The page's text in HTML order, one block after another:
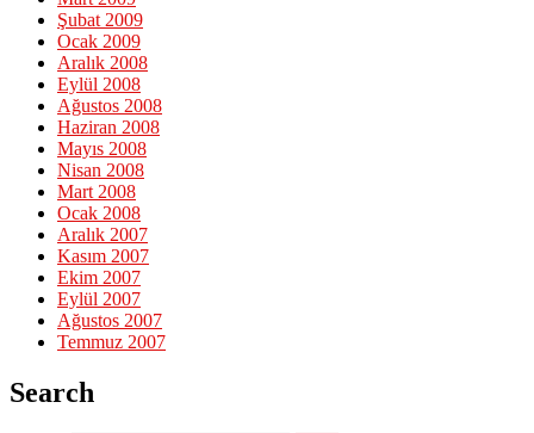
Şubat 2009
Ocak 2009
Aralık 2008
Eylül 2008
Ağustos 2008
Haziran 2008
Mayıs 2008
Nisan 2008
Mart 2008
Ocak 2008
Aralık 2007
Kasım 2007
Ekim 2007
Eylül 2007
Ağustos 2007
Temmuz 2007
Search